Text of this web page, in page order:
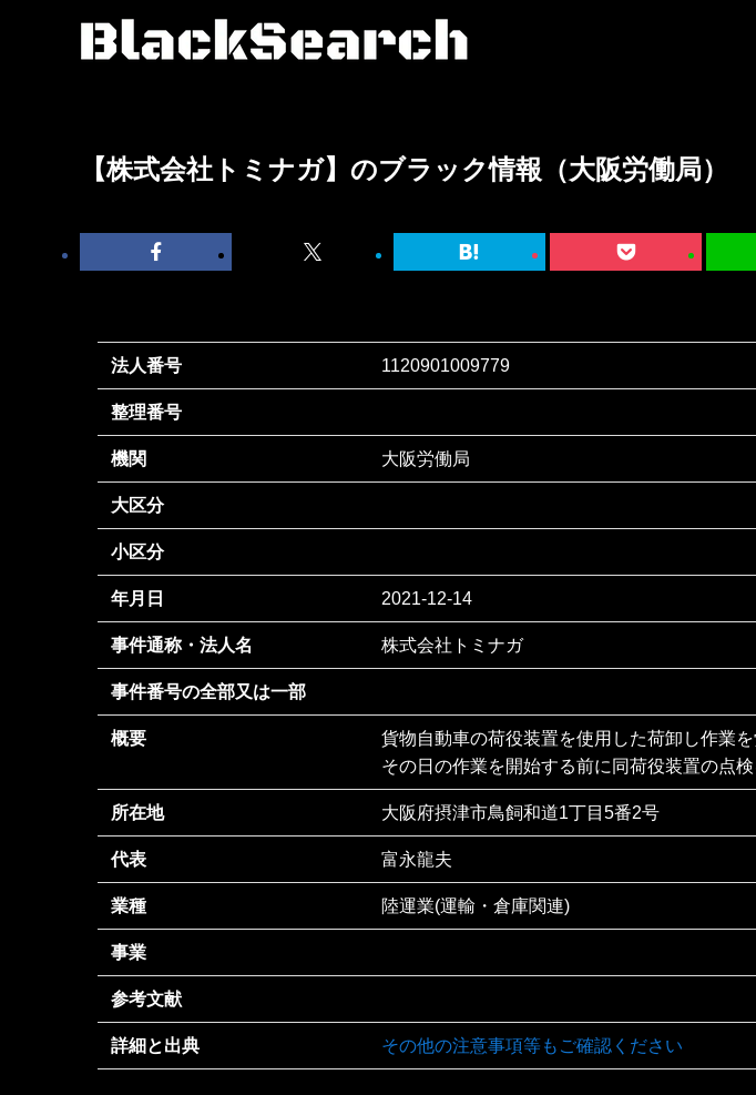
【株式会社トミナガ】のブラック情報（大阪労働局）
法人番号 1120901009779
整理番号
機関 大阪労働局
大区分
小区分
年月日 2021-12-14
事件通称・法人名 株式会社トミナガ
事件番号の全部又は一部
概要
貨物自動車の荷役装置を使用した荷卸し作業
その日の作業を開始する前に同荷役装置の点
所在地 大阪府摂津市鳥飼和道1丁目5番2号
代表 富永龍夫
業種 陸運業(運輸・倉庫関連)
事業
参考文献
詳細と出典 その他の注意事項等もご確認ください